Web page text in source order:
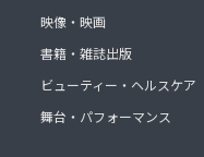
映像・映画
書籍・雑誌出版
ビューティー・ヘルスケア
舞台・パフォーマンス